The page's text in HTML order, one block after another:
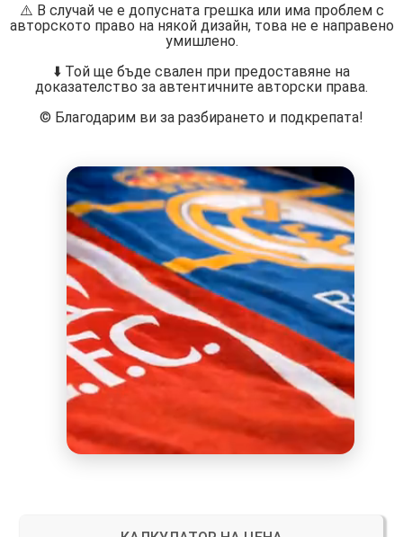
⚠️ В случай че е допусната грешка или има проблем с
авторското право на някой дизайн, това не е направено
умишлено.
⬇️ Той ще бъде свален при предоставяне на
доказателство за автентичните авторски права.
©️ Благодарим ви за разбирането и подкрепата!